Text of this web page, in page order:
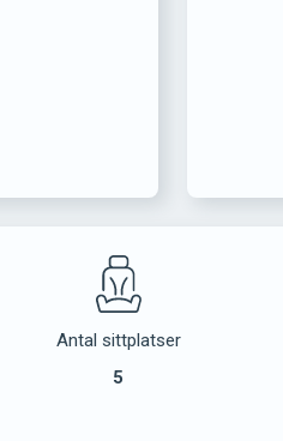
Antal sittplatser
5